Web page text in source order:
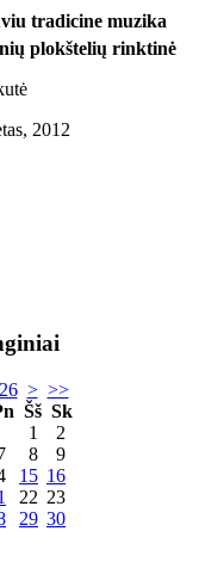
plokštelių rinktinė
2012
> >>
Šš Sk
1
2
8
9
15 16
22 23
29 30